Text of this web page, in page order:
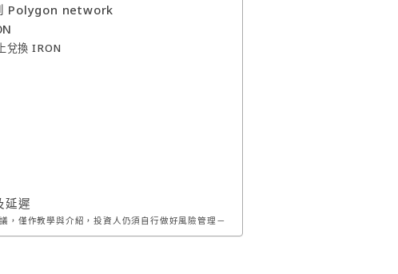
Polygon network
兌換 IRON
延遲
，僅作教學與介紹，投資人仍須自行做好風險管理－